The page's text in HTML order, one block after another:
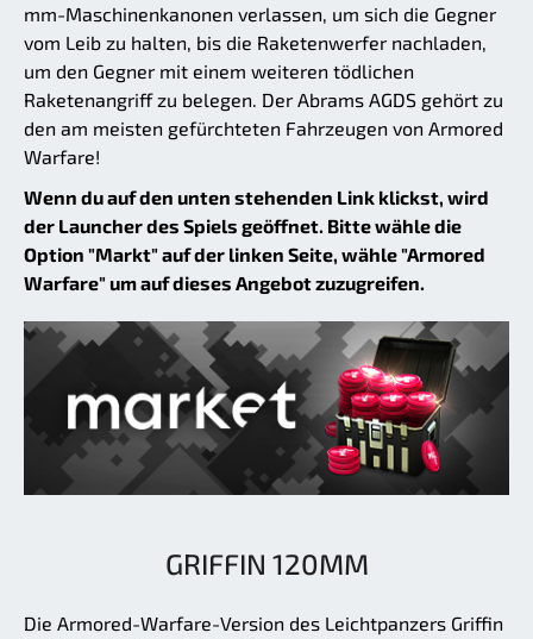
mm-Maschinenkanonen verlassen, um sich die Gegner
vom Leib zu halten, bis die Raketenwerfer nachladen,
um den Gegner mit einem weiteren tödlichen
Raketenangriff zu belegen. Der Abrams AGDS gehört zu
den am meisten gefürchteten Fahrzeugen von Armored
Warfare!
Wenn du auf den unten stehenden Link klickst, wird
der Launcher des Spiels geöffnet. Bitte wähle die
Option "Markt" auf der linken Seite, wähle "Armored
Warfare" um auf dieses Angebot zuzugreifen.
GRIFFIN 120MM
Die Armored-Warfare-Version des Leichtpanzers Griffin